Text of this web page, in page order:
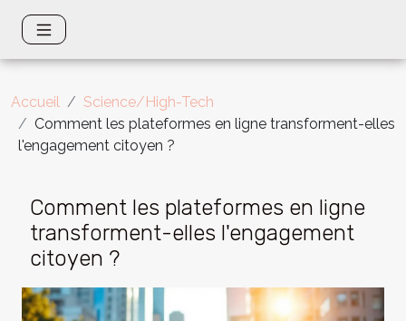
Accueil
Science/High-Tech
Comment les plateformes en ligne transforment-elles
l'engagement citoyen ?
Comment les plateformes en ligne
transforment-elles l'engagement
citoyen ?